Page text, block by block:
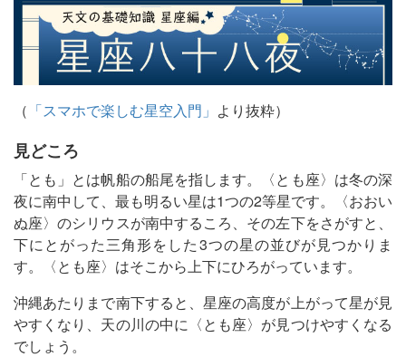
（ 「スマホで楽しむ星空入門」 より抜粋）
見どころ
「とも」とは帆船の船尾を指します。〈とも座〉は冬の深
夜に南中して、最も明るい星は1つの2等星です。〈おおい
ぬ座〉のシリウスが南中するころ、その左下をさがすと、
下にとがった三角形をした3つの星の並びが見つかりま
す。〈とも座〉はそこから上下にひろがっています。
沖縄あたりまで南下すると、星座の高度が上がって星が見
やすくなり、天の川の中に〈とも座〉が見つけやすくなる
でしょう。